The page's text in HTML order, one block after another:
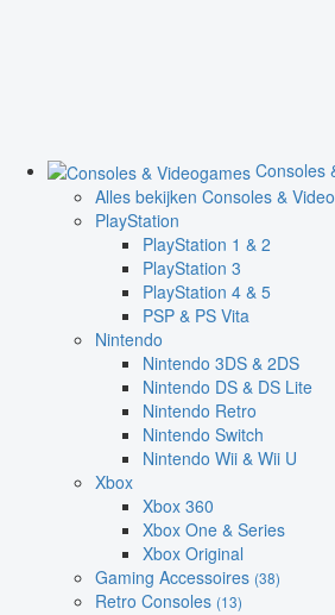
Consoles
Alles bekijken Consoles &
PlayStation
PlayStation 1 & 2
PlayStation 3
PlayStation 4 & 5
PSP & PS Vita
Nintendo
Nintendo 3DS & 2DS
Nintendo DS & DS Lite
Nintendo Retro
Nintendo Switch
Nintendo Wii & Wii U
Xbox
Xbox 360
Xbox One & Series
Xbox Original
Gaming Accessoires (38)
Retro Consoles (13)